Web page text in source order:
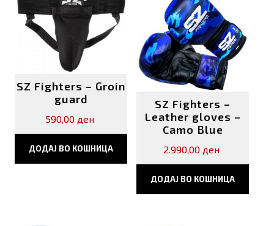
SZ Fighters – Groin
guard
590,00 ден
ДОДАЈ ВО КОШНИЦА
SZ Fighters –
Leather gloves –
Camo Blue
2.990,00 ден
ДОДАЈ ВО КОШНИЦА